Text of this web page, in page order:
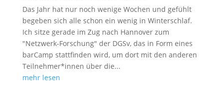
Das Jahr hat nur noch wenige Wochen und gefühlt
begeben sich alle schon ein wenig in Winterschlaf.
Ich sitze gerade im Zug nach Hannover zum
"Netzwerk-Forschung" der DGSv, das in Form eines
barCamp stattfinden wird, um dort mit den anderen
Teilnehmer*innen über die...
mehr lesen